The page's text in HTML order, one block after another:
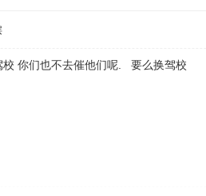
你们也不去催他们呢. 要么换驾校